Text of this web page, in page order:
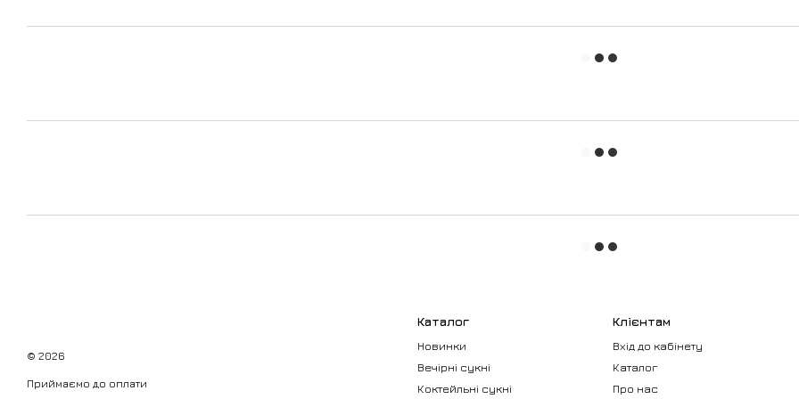
© 2026
Приймаємо до оплати
Каталог
Новинки
Вечірні сукні
Коктейльні сукні
Клієнтам
Вхід до кабінету
Каталог
Про нас